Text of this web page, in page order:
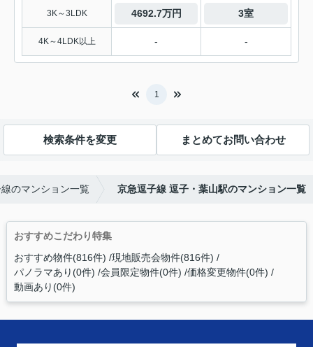
3K～3LDK 4692.7万円 3室
4K～4LDK以上 - -
1
検索条件を変更 まとめてお問い合わせ
のマンション一覧 京急逗子線 逗子・葉山駅のマンション一覧
おすすめこだわり特集
おすすめ物件(816件) 現地販売会物件(816件)
パノラマあり(0件) 会員限定物件(0件) 価格変更物件(0件)
動画あり(0件)